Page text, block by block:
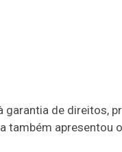
de direitos,
também apresentou